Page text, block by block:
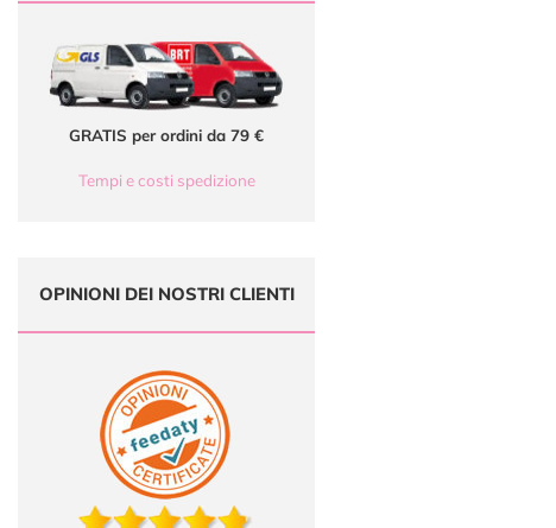
GRATIS per ordini da 79 €
Tempi e costi spedizione
OPINIONI DEI NOSTRI CLIENTI